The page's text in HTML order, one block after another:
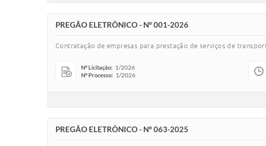
PREGÃO ELETRÔNICO - Nº 001-2026
Contratação de empresas para prestação de serviços de
Nº Licitação: 1/2026
Nº Processo: 1/2026
PREGÃO ELETRÔNICO - Nº 063-2025